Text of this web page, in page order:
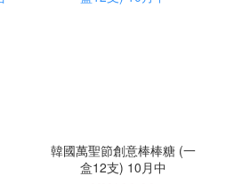
韓國萬聖節創意棒棒糖 (一
盒12支) 10月中